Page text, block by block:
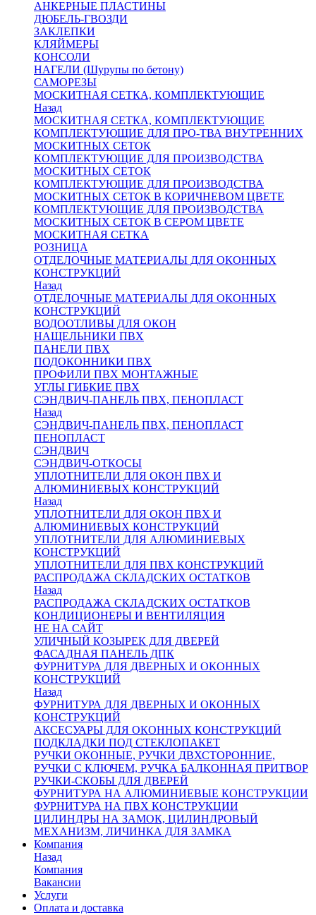
АНКЕРНЫЕ ПЛАСТИНЫ
ДЮБЕЛЬ-ГВОЗДИ
ЗАКЛЕПКИ
КЛЯЙМЕРЫ
КОНСОЛИ
НАГЕЛИ (Шурупы по бетону)
САМОРЕЗЫ
МОСКИТНАЯ СЕТКА, КОМПЛЕКТУЮЩИЕ
Назад
МОСКИТНАЯ СЕТКА, КОМПЛЕКТУЮЩИЕ
КОМПЛЕКТУЮЩИЕ ДЛЯ ПРО-ТВА ВНУТРЕННИХ
МОСКИТНЫХ СЕТОК
КОМПЛЕКТУЮЩИЕ ДЛЯ ПРОИЗВОДСТВА
МОСКИТНЫХ СЕТОК
КОМПЛЕКТУЮЩИЕ ДЛЯ ПРОИЗВОДСТВА
МОСКИТНЫХ СЕТОК В КОРИЧНЕВОМ ЦВЕТЕ
КОМПЛЕКТУЮЩИЕ ДЛЯ ПРОИЗВОДСТВА
МОСКИТНЫХ СЕТОК В СЕРОМ ЦВЕТЕ
МОСКИТНАЯ СЕТКА
РОЗНИЦА
ОТДЕЛОЧНЫЕ МАТЕРИАЛЫ ДЛЯ ОКОННЫХ
КОНСТРУКЦИЙ
Назад
ОТДЕЛОЧНЫЕ МАТЕРИАЛЫ ДЛЯ ОКОННЫХ
КОНСТРУКЦИЙ
ВОДООТЛИВЫ ДЛЯ ОКОН
НАЩЕЛЬНИКИ ПВХ
ПАНЕЛИ ПВХ
ПОДОКОННИКИ ПВХ
ПРОФИЛИ ПВХ МОНТАЖНЫЕ
УГЛЫ ГИБКИЕ ПВХ
СЭНДВИЧ-ПАНЕЛЬ ПВХ, ПЕНОПЛАСТ
Назад
СЭНДВИЧ-ПАНЕЛЬ ПВХ, ПЕНОПЛАСТ
ПЕНОПЛАСТ
СЭНДВИЧ
СЭНДВИЧ-ОТКОСЫ
УПЛОТНИТЕЛИ ДЛЯ ОКОН ПВХ И
АЛЮМИНИЕВЫХ КОНСТРУКЦИЙ
Назад
УПЛОТНИТЕЛИ ДЛЯ ОКОН ПВХ И
АЛЮМИНИЕВЫХ КОНСТРУКЦИЙ
УПЛОТНИТЕЛИ ДЛЯ АЛЮМИНИЕВЫХ
КОНСТРУКЦИЙ
УПЛОТНИТЕЛИ ДЛЯ ПВХ КОНСТРУКЦИЙ
РАСПРОДАЖА СКЛАДСКИХ ОСТАТКОВ
Назад
РАСПРОДАЖА СКЛАДСКИХ ОСТАТКОВ
КОНДИЦИОНЕРЫ И ВЕНТИЛЯЦИЯ
НЕ НА САЙТ
УЛИЧНЫЙ КОЗЫРЕК ДЛЯ ДВЕРЕЙ
ФАСАДНАЯ ПАНЕЛЬ ДПК
ФУРНИТУРА ДЛЯ ДВЕРНЫХ И ОКОННЫХ
КОНСТРУКЦИЙ
Назад
ФУРНИТУРА ДЛЯ ДВЕРНЫХ И ОКОННЫХ
КОНСТРУКЦИЙ
АКСЕСУАРЫ ДЛЯ ОКОННЫХ КОНСТРУКЦИЙ
ПОДКЛАДКИ ПОД СТЕКЛОПАКЕТ
РУЧКИ ОКОННЫЕ, РУЧКИ ДВХСТОРОННИЕ,
РУЧКИ С КЛЮЧЕМ, РУЧКА БАЛКОННАЯ ПРИТВОР
РУЧКИ-СКОБЫ ДЛЯ ДВЕРЕЙ
ФУРНИТУРА НА АЛЮМИНИЕВЫЕ КОНСТРУКЦИИ
ФУРНИТУРА НА ПВХ КОНСТРУКЦИИ
ЦИЛИНДРЫ НА ЗАМОК, ЦИЛИНДРОВЫЙ
МЕХАНИЗМ, ЛИЧИНКА ДЛЯ ЗАМКА
Компания
Назад
Компания
Вакансии
Услуги
Оплата и доставка